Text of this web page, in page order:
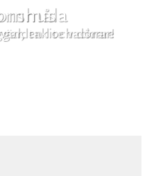
lite vackrare